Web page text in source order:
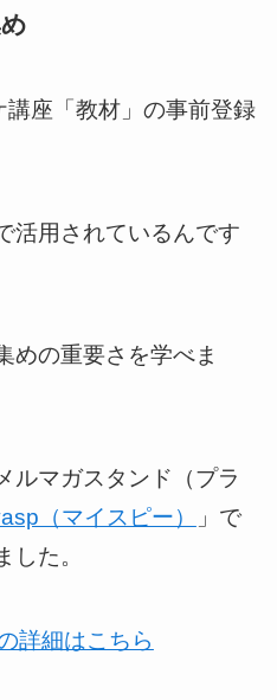
講座「教材」の事前登録
活用されているんです
めの重要さを学べま
ルマガスタンド（プラ
（マイスピー）
」で
した。
詳細はこちら